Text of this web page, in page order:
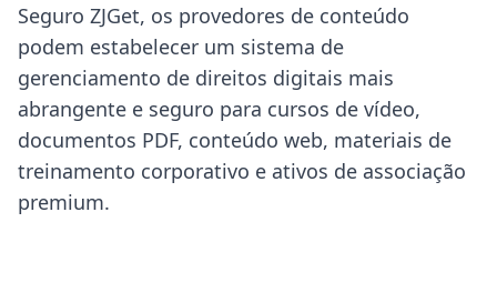
Seguro ZJGet, os provedores de conteúdo
podem estabelecer um sistema de
gerenciamento de direitos digitais mais
abrangente e seguro para cursos de vídeo,
documentos PDF, conteúdo web, materiais de
treinamento corporativo e ativos de associação
premium.